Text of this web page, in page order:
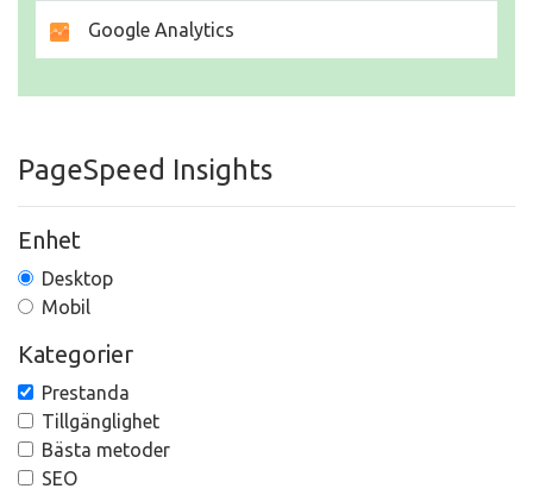
Google Analytics
PageSpeed Insights
Enhet
Desktop
Mobil
Kategorier
Prestanda
Tillgänglighet
Bästa metoder
SEO